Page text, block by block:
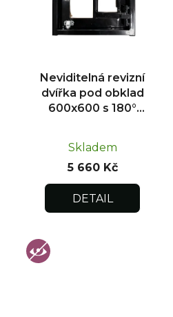
Neviditelná revizní
dvířka pod obklad
600x600 s 180°
Skladem
5 660 Kč
DETAIL